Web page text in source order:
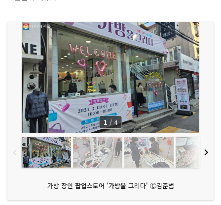
가방 장인 팝업스토어 '가방을 그리다' Ⓒ김준범
1 / 4